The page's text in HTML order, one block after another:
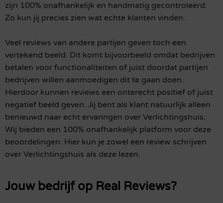
zijn 100% onafhankelijk en handmatig gecontroleerd.
Zo kun jij precies zien wat echte klanten vinden.
Veel reviews van andere partijen geven toch een
vertekend beeld. Dit komt bijvoorbeeld omdat bedrijven
betalen voor functionaliteiten of juist doordat partijen
bedrijven willen aanmoedigen dit te gaan doen.
Hierdoor kunnen reviews een onterecht positief of juist
negatief beeld geven. Jij bent als klant natuurlijk alleen
benieuwd naar echt ervaringen over Verlichtingshuis.
Wij bieden een 100% onafhankelijk platform voor deze
beoordelingen. Hier kun je zowel een review schrijven
over Verlichtingshuis als deze lezen.
Jouw bedrijf op Real Reviews?